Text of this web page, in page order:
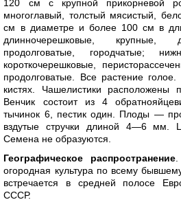
120 см с крупной прикорневой
многоглавый, толстый мясистый,
см в диаметре и более 100 см в
длинночерешковые,
продолговатые, городчатые;
короткочерешковые,
продолговатые. Все растение голое.
кистях. Чашелистики расположены
Венчик состоит из 4
тычинок 6, пестик один. Плоды —
вздутые стручки длиной 4—6
Семена не образуются.
Географическое распространение.
огородная культура по всему
встречается в средней полосе
СССР.